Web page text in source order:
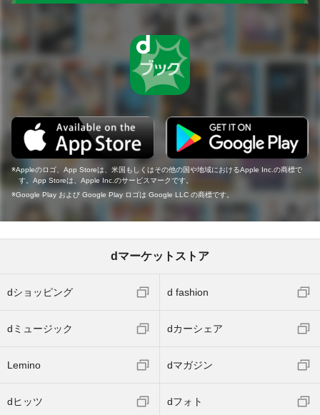
Appleのロゴ、App Storeは、米国もしくはその他の国や地域におけるApple Inc.の商標で
す。App Storeは、Apple Inc.のサービスマークです。
Google Play および Google Play ロゴは Google LLC の商標です。
dマーケットストア
dショッピング d fashion
dミュージック dカーシェア
Lemino dマガジン
dヒッツ dフォト